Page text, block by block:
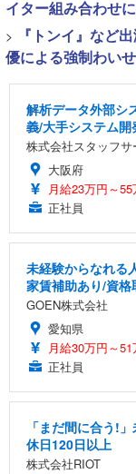
イター組み合わせ
>
『トンイ』など
優による強制わい
解析データ外部シ
義/大手システム開
株式会社スタッフサ
大阪府
月給23万円～55
正社員
未経験からなれる
家賃補助あり/資格
GOEN株式会社
愛知県
月給30万円～
正社員
「まだ間に合う!
休日120日以上
株式会社RIOT